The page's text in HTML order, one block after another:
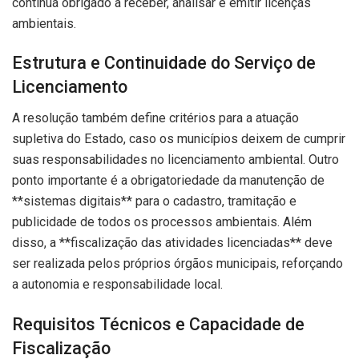
ambientais.
Estrutura e Continuidade do Serviço de
Licenciamento
A resolução também define critérios para a atuação
supletiva do Estado, caso os municípios deixem de cumprir
suas responsabilidades no licenciamento ambiental. Outro
ponto importante é a obrigatoriedade da manutenção de
**sistemas digitais** para o cadastro, tramitação e
publicidade de todos os processos ambientais. Além
disso, a **fiscalização das atividades licenciadas** deve
ser realizada pelos próprios órgãos municipais, reforçando
a autonomia e responsabilidade local.
Requisitos Técnicos e Capacidade de
Fiscalização